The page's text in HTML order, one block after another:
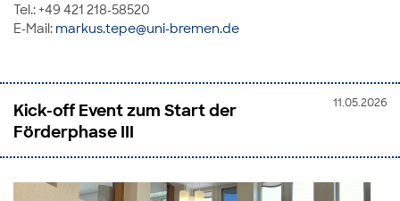
Tel.: +49 421 218-58520
E-Mail: markus.tepe@uni-bremen.de
11.05.2026
Kick-off Event zum Start der
Förderphase III